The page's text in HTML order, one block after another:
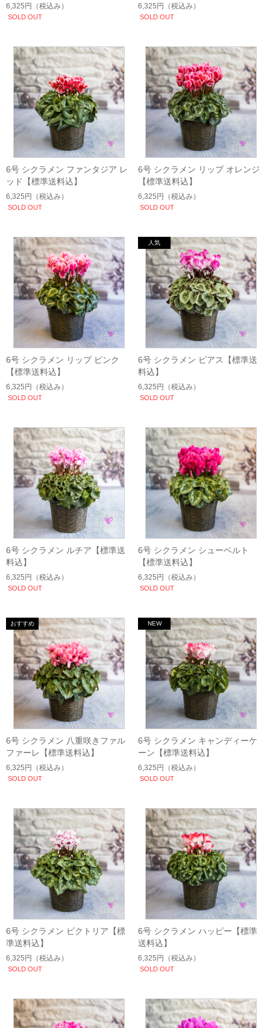
6,325円 （税込み）
SOLD OUT
6,325円 （税込み）
SOLD OUT
6号 シクラメン ファンタジア レ
ッド【標準送料込】
6,325円 （税込み）
SOLD OUT
6号 シクラメン リップ オレンジ
【標準送料込】
6,325円 （税込み）
SOLD OUT
6号 シクラメン リップ ピンク
【標準送料込】
6,325円 （税込み）
SOLD OUT
6号 シクラメン ピアス【標準送
料込】
6,325円 （税込み）
SOLD OUT
6号 シクラメン ルチア【標準送
料込】
6,325円 （税込み）
SOLD OUT
6号 シクラメン シューベルト
【標準送料込】
6,325円 （税込み）
SOLD OUT
6号 シクラメン 八重咲きファル
ファーレ【標準送料込】
6,325円 （税込み）
SOLD OUT
6号 シクラメン キャンディーケ
ーン【標準送料込】
6,325円 （税込み）
SOLD OUT
6号 シクラメン ビクトリア【標
準送料込】
6,325円 （税込み）
SOLD OUT
6号 シクラメン ハッピー【標準
送料込】
6,325円 （税込み）
SOLD OUT